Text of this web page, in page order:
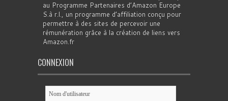
au Programme Partenaires d’Amazon Europe
S.à r.l., un programme d’affiliation conçu pour
permettre à des sites de percevoir une
rémunération grâce à la création de liens vers
Amazon.fr
CONNEXION